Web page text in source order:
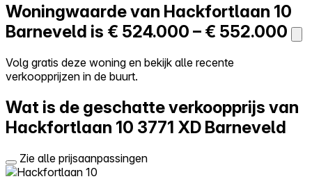
Zelf kopen
Alles-in-één
Reviews
Log in
Woningwaarde van Hackfortlaan 10
Barneveld is € 524.000 – € 552.000
Volg gratis deze woning en bekijk alle recente
verkoopprijzen in de buurt.
Wat is de geschatte verkoopprijs van
Hackfortlaan 10 3771 XD Barneveld
Zie alle prijsaanpassingen